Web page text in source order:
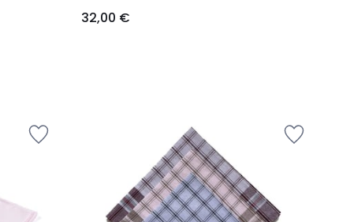
32,00 €